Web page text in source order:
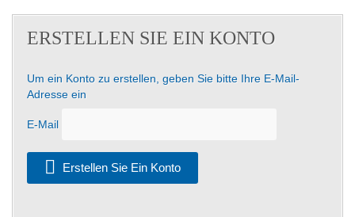
ERSTELLEN SIE EIN KONTO
Um ein Konto zu erstellen, geben Sie bitte Ihre E-Mail-
Adresse ein
E-Mail
Erstellen Sie Ein Konto